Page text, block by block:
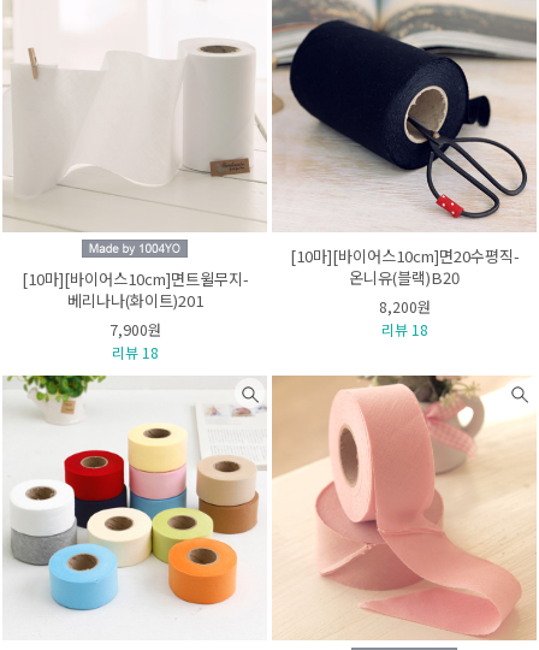
[10마][바이어스10cm]면트윌무지-
베리나나(화이트)201
7,900원
리뷰 18
[10마][바이어스10cm]면20수평직-
온니유(블랙)B20
8,200원
리뷰 18